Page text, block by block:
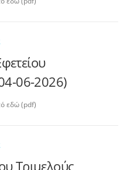
06-2026)
εδώ (pdf)
Τριμελούς